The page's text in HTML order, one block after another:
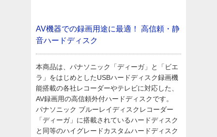
AV機器での録画用途に最適！
高信頼・静
音ハードディスク
本商品は、パナソニック「ディーガ」と「ビエ
ラ」をはじめとしたUSBハードディスク録画機
能搭載の各社レコーダーやテレビに対応した、
AV録画用の高信頼外付ハードディスクです。
パナソニック ブルーレイディスクレコーダー
「ディーガ」に搭載されているハードディスク
と同等のハイグレードカスタムハードディスク